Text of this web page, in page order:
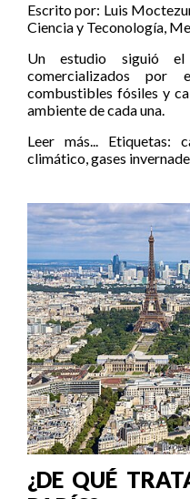
Escrito por: Luis
Ciencia y Teconología,
Un estudio siguió
comercializados por
combustibles fósiles y
ambiente de cada una.
Leer más...
Etiquetas:
climático,gases
¿DE QUÉ